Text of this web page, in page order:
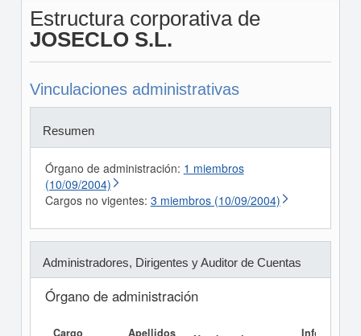
Estructura corporativa de
JOSECLO S.L.
Vinculaciones administrativas
Resumen
Órgano de administración: 1 miembros
(10/09/2004)
Cargos no vigentes: 3 miembros (10/09/2004)
Administradores, Dirigentes y Auditor de Cuentas
Órgano de administración
Cargo
Apellidos
Informe